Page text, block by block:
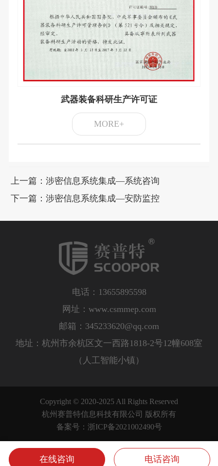
武器装备科研生产许可证
MORE+
上一篇：涉密信息系统集成—系统咨询
下一篇：涉密信息系统集成—安防监控
电话：13655895598
网址：www.csmmep.com
邮箱： 345233620@qq.com
地址：杭州市余杭区文一西路1818-2号12幢608室
（人工智能小镇）
Copyright © 2020-2025 All Rights Reserved
杭州赛普特信息科技有限公司 版权所有
备案号： 浙ICP备2021002490号
在线咨询 电话咨询